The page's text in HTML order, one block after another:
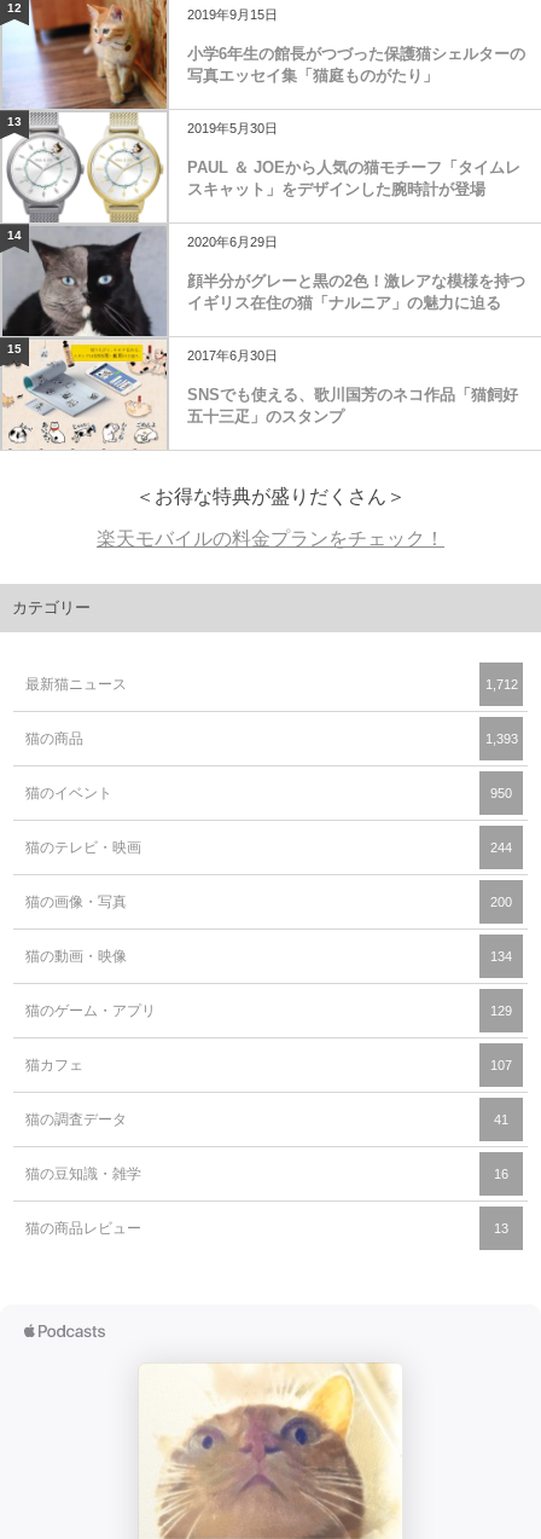
12 2019年9月15日
小学6年生の館長がつづった保護猫シェルターの
写真エッセイ集「猫庭ものがたり」
13 2019年5月30日
PAUL ＆ JOEから人気の猫モチーフ「タイムレ
スキャット」をデザインした腕時計が登場
14 2020年6月29日
顔半分がグレーと黒の2色！激レアな模様を持つ
イギリス在住の猫「ナルニア」の魅力に迫る
15 2017年6月30日
SNSでも使える、歌川国芳のネコ作品「猫飼好
五十三疋」のスタンプ
＜お得な特典が盛りだくさん＞
楽天モバイルの料金プランをチェック！
カテゴリー
最新猫ニュース 1,712
猫の商品 1,393
猫のイベント 950
猫のテレビ・映画 244
猫の画像・写真 200
猫の動画・映像 134
猫のゲーム・アプリ 129
猫カフェ 107
猫の調査データ 41
猫の豆知識・雑学 16
猫の商品レビュー 13